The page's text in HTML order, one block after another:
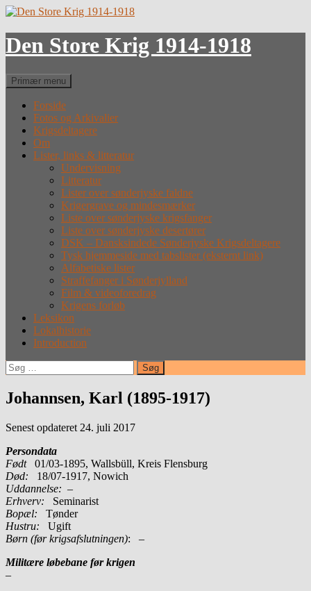
Hop
indhold
Den Store Krig 1914-1918
Søg
Primær menu
Forside
Fotos og Arkivalier
Krigsdeltagere
Om
Lister, links & litteratur
Undervisning
Litteratur
Lister over sønderjyske faldne
Krigergrave og mindesmærker
Liste over sønderjyske krigsfanger
Liste over sønderjyske desertører
DSK – Dansksindede Sønderjyske Krigsdeltagere
Tysk hjemmeside med tabslister (eksternt link)
Alfabetiske lister
Straffefanger i Sønderjylland
Film & videoforedrag
Krigens forløb
Leksikon
Lokalhistorie
Introduction
Søg
efter:
Johannsen, Karl (1895-1917)
Senest opdateret 24. juli 2017
Persondata
Født
01/03-1895, Wallsbüll, Kreis Flensburg
Død: 18/07-1917, Nowich
Uddannelse: –
Erhverv: Seminarist
Bopæl: Tønder
Hustru: Ugift
Børn (før krigsafslutningen): –
Militære løbebane før krigen
–